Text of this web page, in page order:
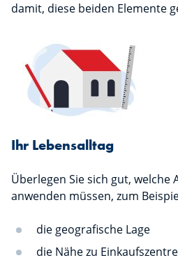
damit, diese beiden Elemente
Ihr Lebensalltag
Überlegen Sie sich gut, welche
anwenden müssen, zum
die geografische Lage
die Nähe zu